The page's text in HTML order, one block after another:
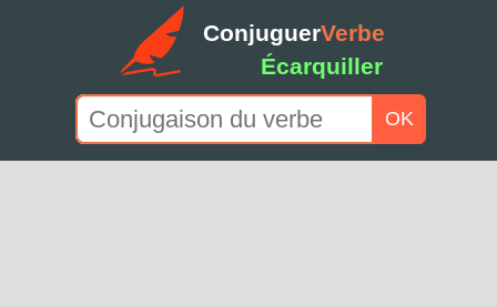
ConjuguerVerbe
Écarquiller
OK